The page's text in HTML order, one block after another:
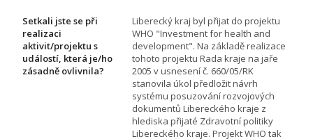
Setkali jste se při
realizaci
aktivit/projektu s
událostí, která je/ho
zásadně ovlivnila?
Liberecký kraj byl přijat do projektu
WHO "Investment for health and
development". Na základě realizace
tohoto projektu Rada kraje na jaře
2005 v usnesení č. 660/05/RK
stanovila úkol předložit návrh
systému posuzování rozvojových
dokumentů Libereckého kraje z
hlediska přijaté Zdravotní politiky
Libereckého kraje. Projekt WHO tak